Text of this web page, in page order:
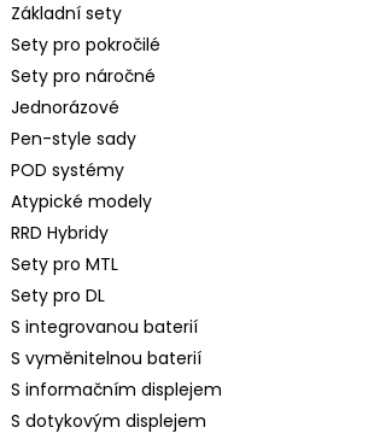
Základní sety
Sety pro pokročilé
Sety pro náročné
Jednorázové
Pen-style sady
POD systémy
Atypické modely
RRD Hybridy
Sety pro MTL
Sety pro DL
S integrovanou baterií
S vyměnitelnou baterií
S informačním displejem
S dotykovým displejem